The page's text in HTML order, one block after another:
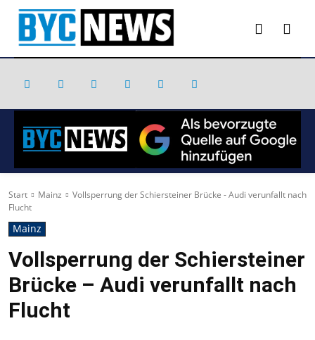
Start Mainz
Vollsperrung der Schiersteiner Brücke - Audi verunfallt nach
Flucht
Mainz
Vollsperrung der Schiersteiner
Brücke – Audi verunfallt nach
Flucht